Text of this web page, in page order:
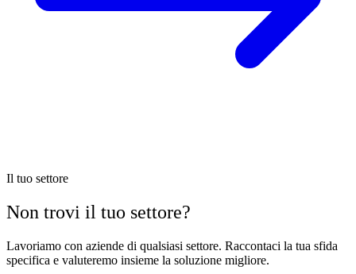
Il tuo settore
Non trovi il tuo settore?
Lavoriamo con aziende di qualsiasi settore. Raccontaci la tua sfida
specifica e valuteremo insieme la soluzione migliore.